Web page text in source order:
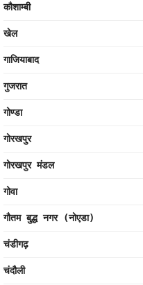
कौशाम्बी
खेल
गाजियाबाद
गुजरात
गोण्डा
गोरखपुर
गोरखपुर मंडल
गोवा
गौतम बुद्ध नगर (नोएडा)
चंडीगढ़
चंदौली